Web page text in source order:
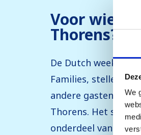
We
Voor wie is
Thorens?
De Dutch week in
Families, stelletjes,
andere gasten zijn
Thorens. Het
onderdeel van is,